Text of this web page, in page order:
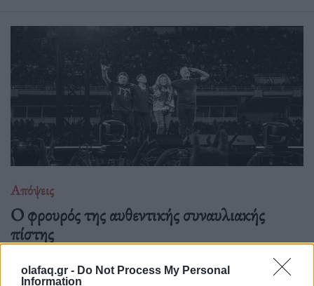
olafaq.gr - Do Not Process My Personal
Information
Απόψεις
O φρουρός της αυθεντικής συναυλιακής
πίστης